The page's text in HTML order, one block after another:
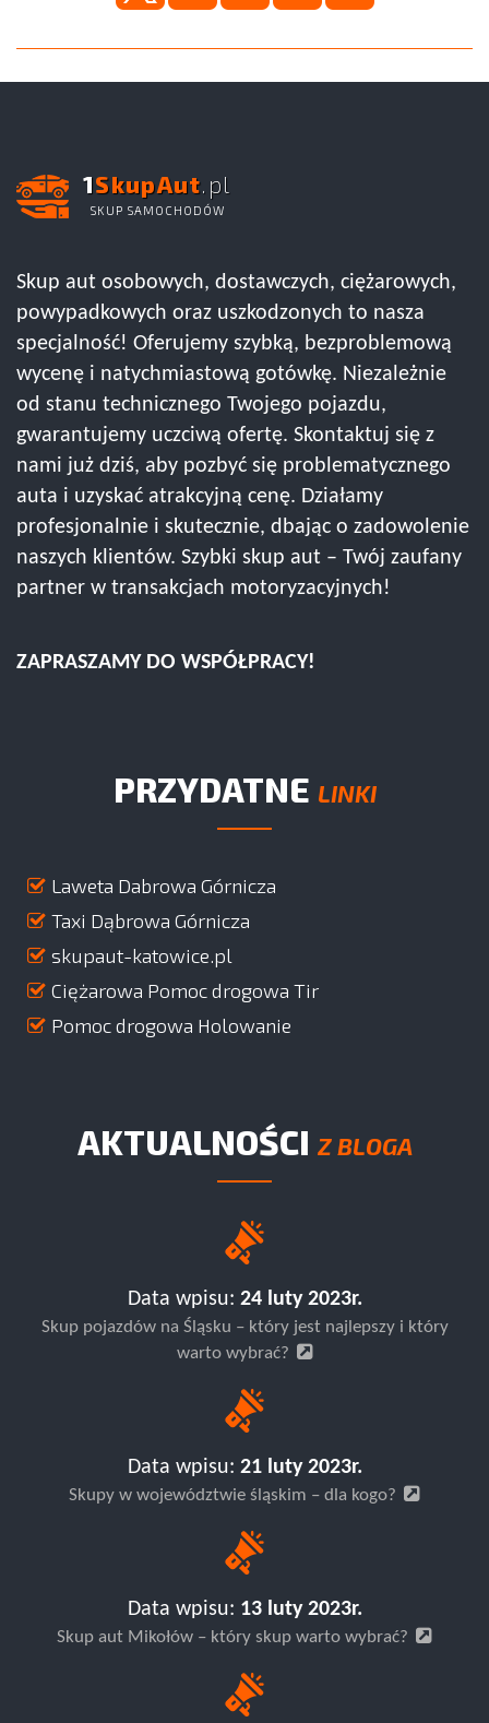
1SkupAut.pl
SKUP SAMOCHODÓW
Skup aut osobowych, dostawczych, ciężarowych,
powypadkowych oraz uszkodzonych to nasza
specjalność! Oferujemy szybką, bezproblemową
wycenę i natychmiastową gotówkę. Niezależnie
od stanu technicznego Twojego pojazdu,
gwarantujemy uczciwą ofertę. Skontaktuj się z
nami już dziś, aby pozbyć się problematycznego
auta i uzyskać atrakcyjną cenę. Działamy
profesjonalnie i skutecznie, dbając o zadowolenie
naszych klientów. Szybki skup aut – Twój zaufany
partner w transakcjach motoryzacyjnych!
ZAPRASZAMY DO WSPÓŁPRACY!
PRZYDATNE LINKI
Laweta Dabrowa Górnicza
Taxi Dąbrowa Górnicza
skupaut-katowice.pl
Ciężarowa Pomoc drogowa Tir
Pomoc drogowa Holowanie
AKTUALNOŚCI Z BLOGA
Data wpisu: 24 luty 2023r.
Skup pojazdów na Śląsku – który jest najlepszy i który
warto wybrać?
Data wpisu: 21 luty 2023r.
Skupy w województwie śląskim – dla kogo?
Data wpisu: 13 luty 2023r.
Skup aut Mikołów – który skup warto wybrać?